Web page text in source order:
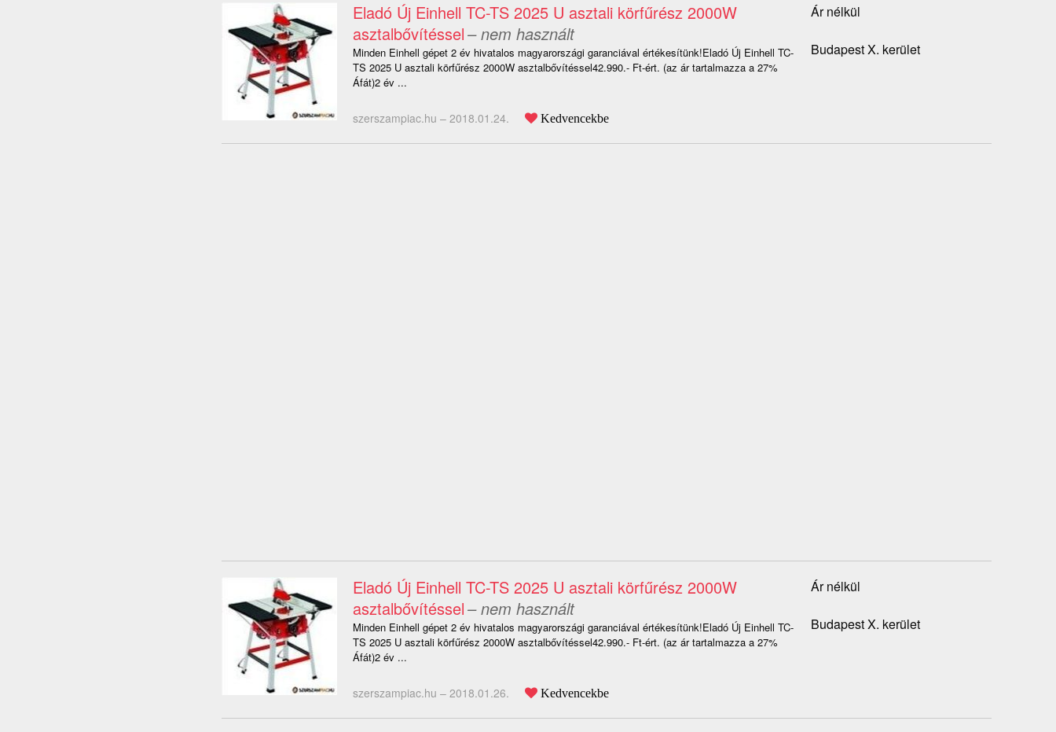
Eladó Új Einhell TC-TS 2025 U asztali körfűrész 2000W
asztalbővítéssel– nem használt
Minden Einhell gépet 2 év hivatalos magyarországi garanciával értékesítünk!Eladó Új Einhell TC-
TS 2025 U asztali körfűrész 2000W asztalbővítéssel42.990.- Ft-ért. (az ár tartalmazza a 27%
Áfát)2 év ...
szerszampiac.hu – 2018.01.24. Kedvencekbe
Ár nélkül
Budapest X. kerület
Eladó Új Einhell TC-TS 2025 U asztali körfűrész 2000W
asztalbővítéssel– nem használt
Minden Einhell gépet 2 év hivatalos magyarországi garanciával értékesítünk!Eladó Új Einhell TC-
TS 2025 U asztali körfűrész 2000W asztalbővítéssel42.990.- Ft-ért. (az ár tartalmazza a 27%
Áfát)2 év ...
szerszampiac.hu – 2018.01.26. Kedvencekbe
Ár nélkül
Budapest X. kerület